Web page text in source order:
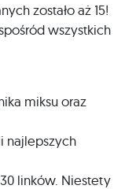
zostało aż 15!
wszystkich
miksu oraz
najlepszych
linków. Niestety